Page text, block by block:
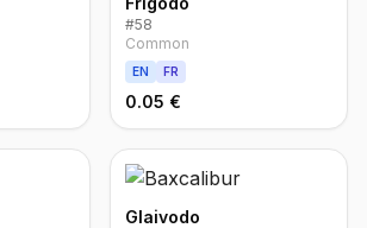
#58
Common
EN FR
0.05 €
Glaivodo